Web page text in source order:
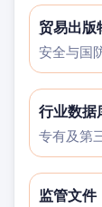
贸易出版
安全与国
行业数据
专有及第
监管文件